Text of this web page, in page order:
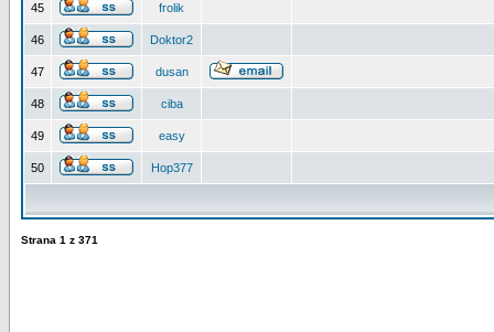
45 frolik
46 Doktor2
47 dusan
48 ciba
49 easy
50 Hop377
Strana 1 z 371